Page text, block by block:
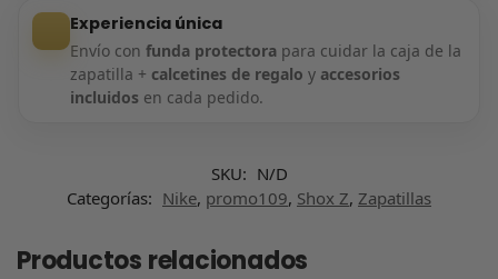
Experiencia única
Envío con funda protectorapara cuidar la caja de la
zapatilla + calcetines de regalo y accesorios
incluidos en cada pedido.
SKU: N/D
Categorías: Nike, promo109, Shox Z, Zapatillas
Productos relacionados